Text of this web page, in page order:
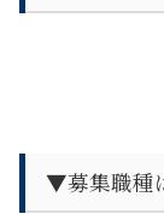
▼募集職種